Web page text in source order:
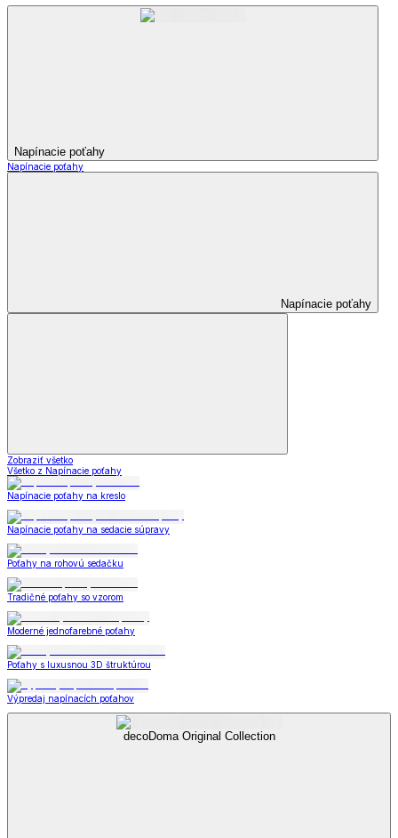
Napínacie poťahy
Napínacie poťahy
Napínacie poťahy
Zobraziť všetko
Všetko z Napínacie poťahy
Napínacie poťahy na kreslo
Napínacie poťahy na sedacie súpravy
Poťahy na rohovú sedačku
Tradičné poťahy so vzorom
Moderné jednofarebné poťahy
Poťahy s luxusnou 3D štruktúrou
Výpredaj napínacích poťahov
decoDoma Original Collection